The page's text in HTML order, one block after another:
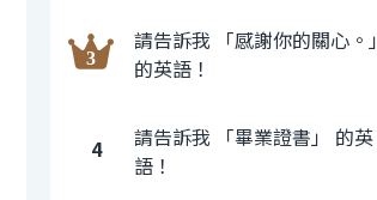
請告訴我 「感謝你的關心。」
的英語！
4
請告訴我 「畢業證書」 的英
語！